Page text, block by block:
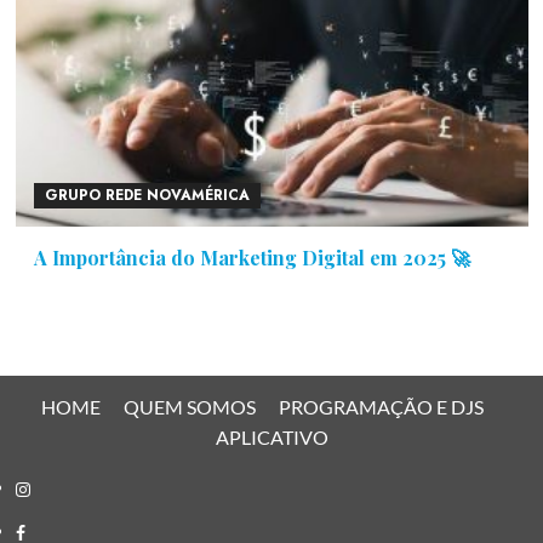
GRUPO REDE NOVAMÉRICA
A Importância do Marketing Digital em 2025 🚀
HOME QUEM SOMOS
PROGRAMAÇÃO E DJS
APLICATIVO
Instagram
Facebook